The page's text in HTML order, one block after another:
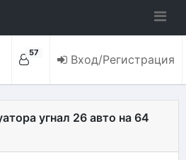
57 Вход/Регистрация
угнал 26 авто на 64